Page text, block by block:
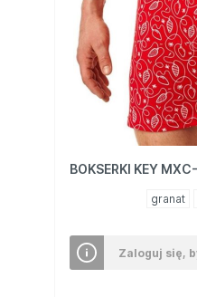
BOKSERKI KEY
granat
Zaloguj się,